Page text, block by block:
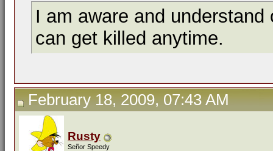
I am aware and
can get killed anytime.
February 18, 2009, 07:43 AM
Rusty
Señor Speedy